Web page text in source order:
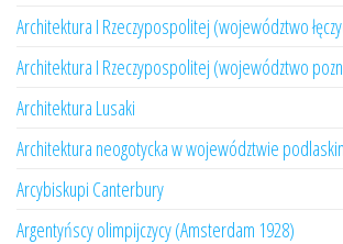
Architektura I Rzeczypospolitej (województwo
Architektura I Rzeczypospolitej (województwo
Architektura Lusaki
Architektura neogotycka w województwie
Arcybiskupi Canterbury
Argentyńscy olimpijczycy (Amsterdam 1928)